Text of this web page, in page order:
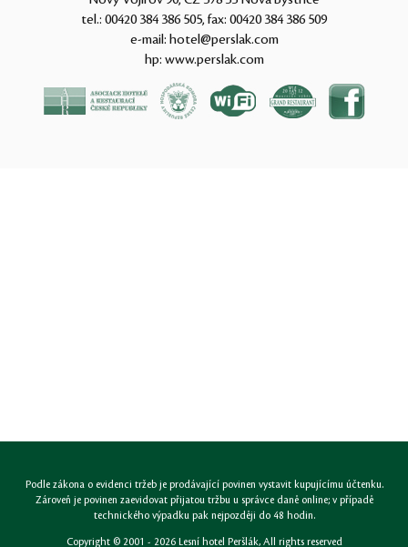
tel.: 00420 384 386 505, fax: 00420 384 386 509
e-mail: hotel@perslak.com
hp: www.perslak.com
Podle zákona o evidenci tržeb je prodávající povinen vystavit kupujícímu účtenku.
Zároveň je povinen zaevidovat přijatou tržbu u správce daně online; v případě
technického výpadku pak nejpozději do 48 hodin.
Copyright © 2001 - 2026 Lesní hotel Peršlák, All rights reserved